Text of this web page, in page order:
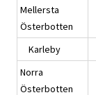
Mellersta
Österbotten
Karleby
Norra
Österbotten